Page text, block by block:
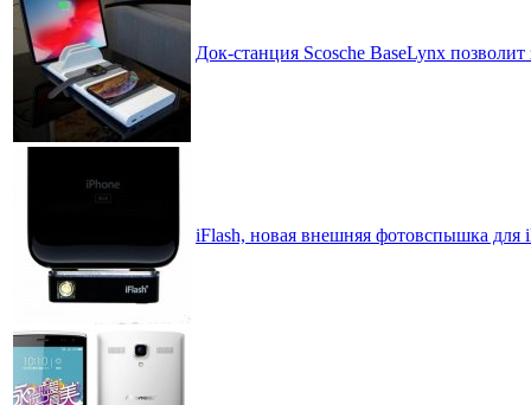
Док-станция Scosche BaseLynx
iFlash, новая внешняя фотовспышка для